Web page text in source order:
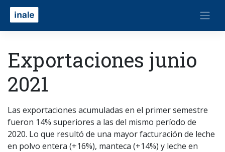
Exportaciones junio
2021
Las exportaciones acumuladas en el primer semestre
fueron 14% superiores a las del mismo período de
2020. Lo que resultó de una mayor facturación de leche
en polvo entera (+16%), manteca (+14%) y leche en